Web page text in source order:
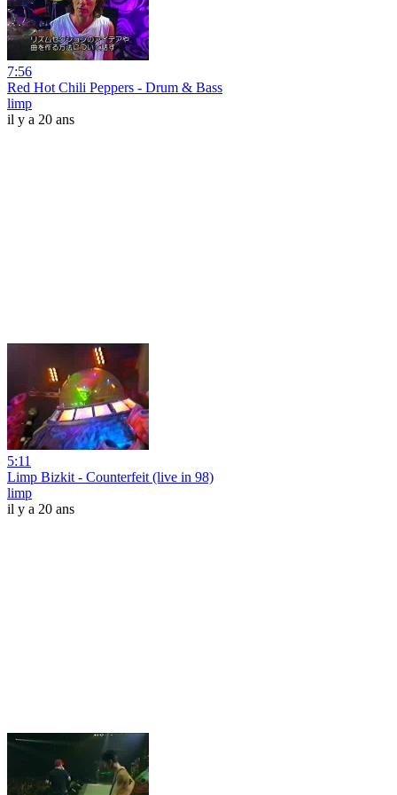
7:56
Red Hot Chili Peppers - Drum & Bass
limp
il y a 20 ans
5:11
Limp Bizkit - Counterfeit (live in 98)
limp
il y a 20 ans